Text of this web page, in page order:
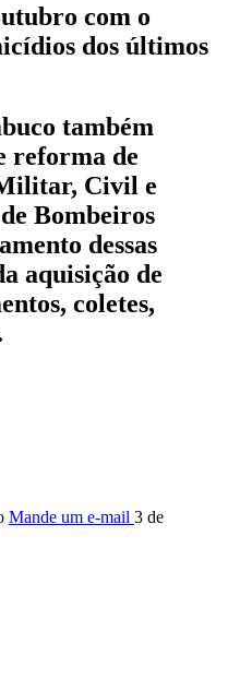
com o
dos últimos
também
reforma de
Civil e
Bombeiros
dessas
aquisição de
coletes,
Mande um e-mail 3 de